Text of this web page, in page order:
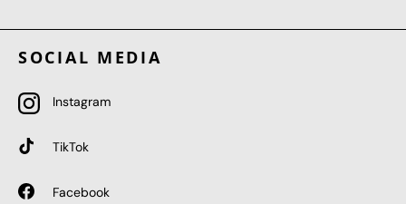
SOCIAL MEDIA
Instagram
TikTok
Facebook